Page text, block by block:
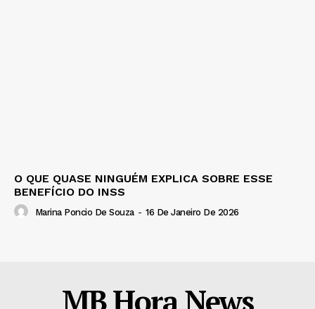
O QUE QUASE NINGUÉM EXPLICA SOBRE ESSE
BENEFÍCIO DO INSS
Marina Poncio De Souza - 16 De Janeiro De 2026
MB Hora News